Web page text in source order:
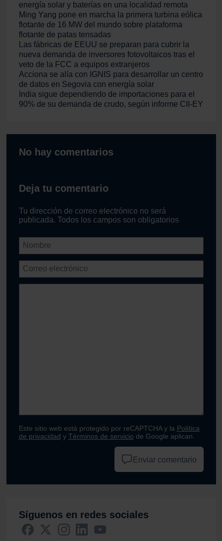
No hay comentarios
Deja tu comentario
Tu dirección de correo electrónico no será
publicada. Todos los campos son obligatorios
Este sitio web está protegido por reCAPTCHA y la Política
de privacidad y Términos de servicio de Google aplican.
Enviar comentario
Síguenos en redes sociales
energía solar y baterías en una localidad remota
Ming Yang pone en marcha la primera turbina eólica
flotante de 16 MW del mundo sobre plataforma
flotante de patas tensadas
Las fábricas de EEUU se preparan para cubrir la
nueva demanda de inversores fotovoltaicos tras el
veto de la FCC a equipos extranjeros
Acciona se alía con IGNIS para desarrollar un centro
de datos en Segovia con energía solar
India sigue dependiendo de importaciones para el
90% de su demanda de crudo, según informe CII-EY